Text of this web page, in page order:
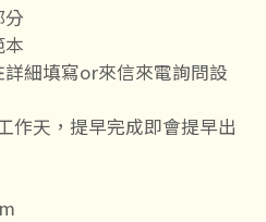
細填寫or來信來電詢問設
作天，提早完成即會提早出